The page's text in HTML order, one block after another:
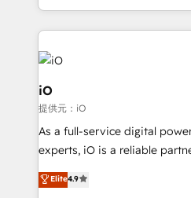
the fast-growing Siloy
250+ HubSpot experts
build a CRM architecture
business goals. Talk to us if you’re looking to: -
Connect marketing, sales
reliable source of truth -
CRM and marketing data,
system - Accelerate impact
iO
提供元：iO
As a full-service digital
experts, iO is a reliable
looking to strengthen their
marketing, technology,
Elite4.9